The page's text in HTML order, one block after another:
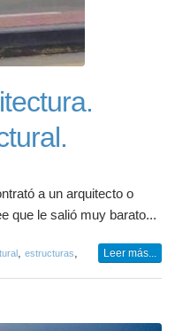
a un arquitecto o
que le salió muy barato...
estructuras Leer más...